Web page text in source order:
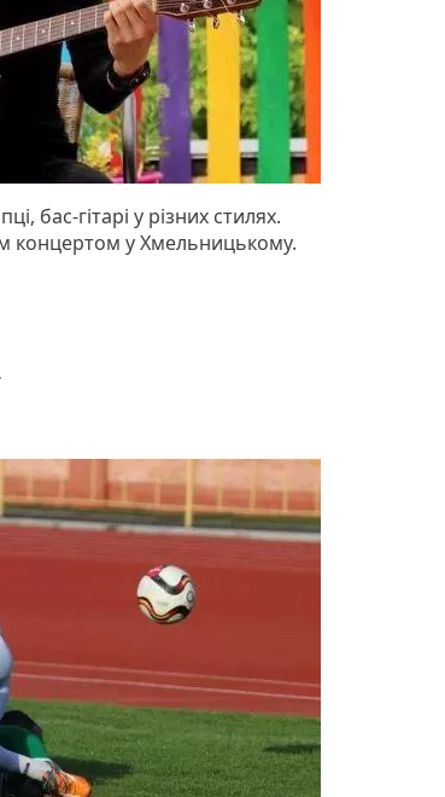
бас-гітарі у різних стилях.
концертом у Хмельницькому.